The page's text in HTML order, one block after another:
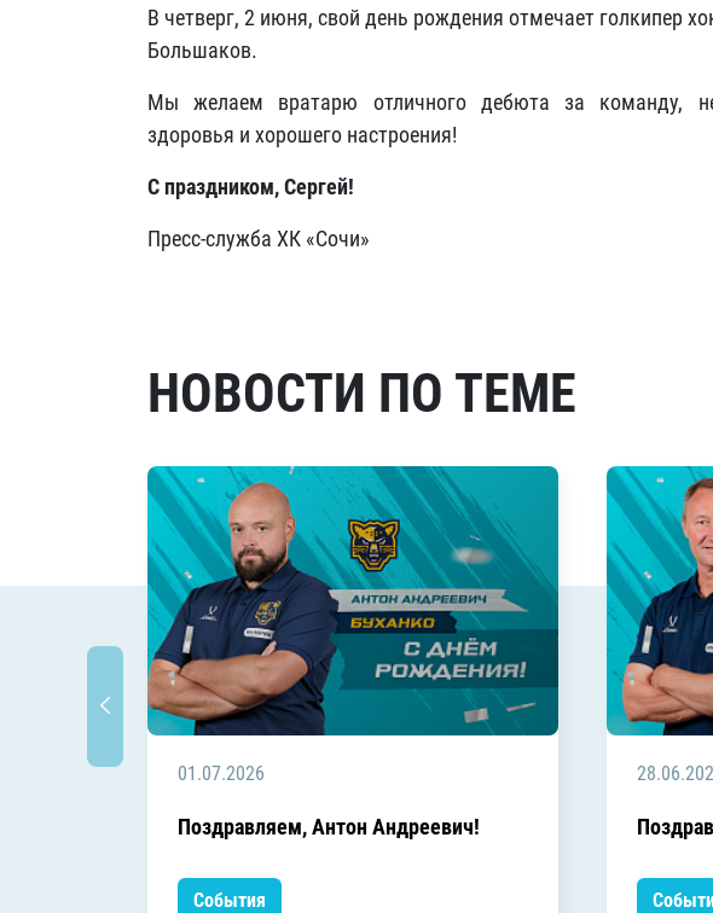
В четверг, 2 июня, свой день рождения отмечает голкипер
Большаков.
Мы желаем вратарю отличного дебюта за команду,
здоровья и хорошего настроения!
С праздником, Сергей!
Пресс-служба ХК «Сочи»
НОВОСТИ ПО ТЕМЕ
01.07.2026
Поздравляем, Антон Андреевич!
События